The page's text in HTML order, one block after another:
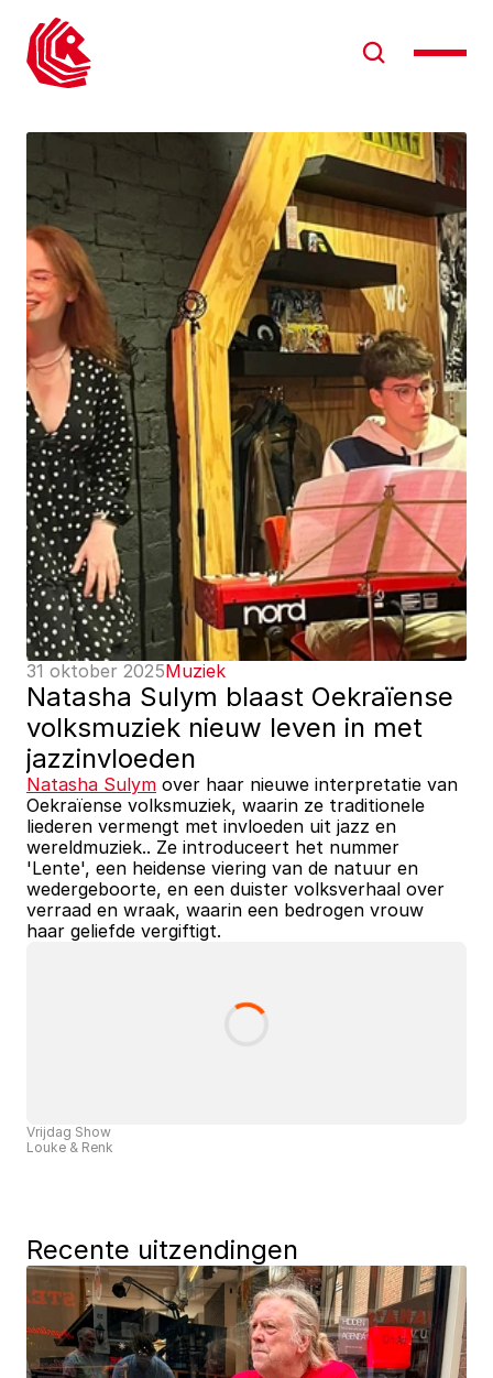
31 oktober 2025Muziek
Natasha Sulym blaast Oekraïense
volksmuziek nieuw leven in met
jazzinvloeden
Natasha Sulym over haar nieuwe interpretatie van
Oekraïense volksmuziek, waarin ze traditionele
liederen vermengt met invloeden uit jazz en
wereldmuziek.. Ze introduceert het nummer
'Lente', een heidense viering van de natuur en
wedergeboorte, en een duister volksverhaal over
verraad en wraak, waarin een bedrogen vrouw
haar geliefde vergiftigt.
Vrijdag Show
Louke & Renk
Recente uitzendingen